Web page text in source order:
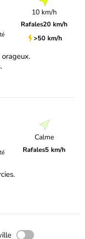
10 km/h
Rafales20 km/h
>50 km/h
Calme
Rafales5 km/h